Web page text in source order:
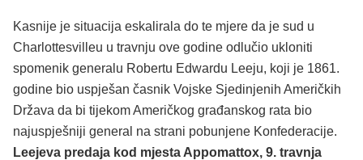
Kasnije je situacija eskalirala do te mjere da je sud u
Charlottesvilleu u travnju ove godine odlučio ukloniti
spomenik generalu Robertu Edwardu Leeju, koji je 1861.
godine bio uspješan časnik Vojske Sjedinjenih Američkih
Država da bi tijekom Američkog građanskog rata bio
najuspješniji general na strani pobunjene Konfederacije.
Leejeva predaja kod mjesta Appomattox, 9. travnja